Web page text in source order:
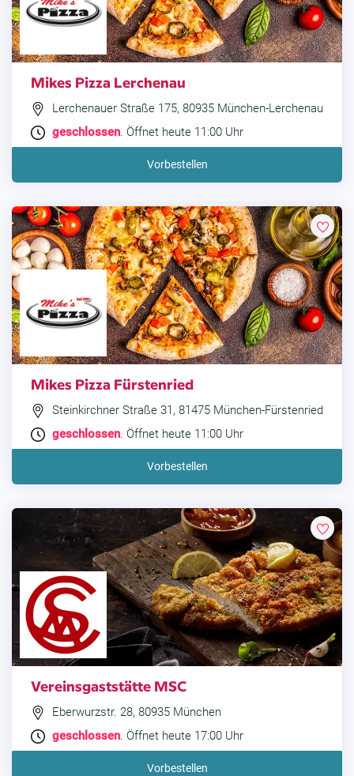
Mikes Pizza Lerchenau
Lerchenauer Straße 175, 80935 München-Lerchenau
geschlossen. Öffnet heute 11:00 Uhr
Vorbestellen
Mikes Pizza Fürstenried
Steinkirchner Straße 31, 81475 München-Fürstenried
geschlossen. Öffnet heute 11:00 Uhr
Vorbestellen
Vereinsgaststätte MSC
Eberwurzstr. 28, 80935 München
geschlossen. Öffnet heute 17:00 Uhr
Vorbestellen